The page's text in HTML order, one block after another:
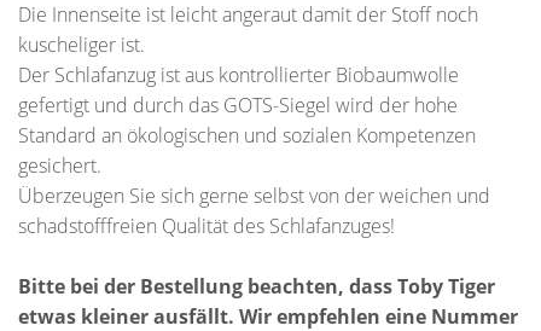
Die Innenseite ist leicht angeraut damit der Stoff noch
kuscheliger ist.
Der Schlafanzug ist aus kontrollierter Biobaumwolle
gefertigt und durch das GOTS-Siegel wird der hohe
Standard an ökologischen und sozialen Kompetenzen
gesichert.
Überzeugen Sie sich gerne selbst von der weichen und
schadstofffreien Qualität des Schlafanzuges!
Bitte bei der Bestellung beachten, dass Toby Tiger
etwas kleiner ausfällt. Wir empfehlen eine Nummer